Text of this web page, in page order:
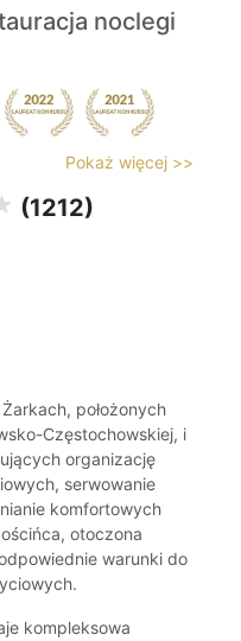
noclegi
Pokaż więcej >>
(1212)
położonych
Częstochowskiej, i
organizację
serwowanie
komfortowych
otoczona
warunki do
kompleksowa